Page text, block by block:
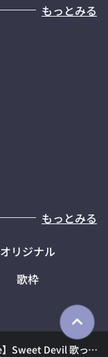
もっとみる
もっとみる
オリジナル
歌枠
【Do you love】Sweet Devil 歌ってみた AZKi【sweet devil?】